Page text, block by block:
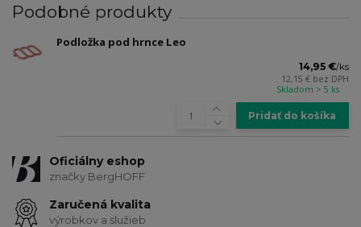
Podobné produkty
Podložka pod hrnce Leo
14,95 €/ks
12,15 € bez DPH
Skladom > 5 ks
Pridať do košíka
Oficiálny eshop
značky BergHOFF
Zaručená kvalita
výrobkov a služieb